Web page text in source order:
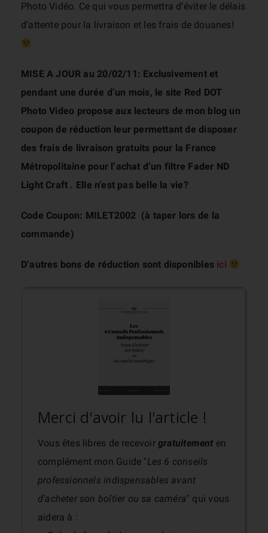
Photo Vidéo. Ce qui vous permettra d’éviter le délais
d’attente pour la livraison et les frais de douanes!
MISE A JOUR au 20/02/11: Exclusivement et
pendant une durée d’un mois, le site Red DOT
Photo Video propose aux lecteurs de mon blog un
coupon de réduction leur permettant de disposer
des frais de livraison gratuits pour la France
Métropolitaine pour l’achat d’un filtre Fader ND
Light Craft . Elle n’est pas belle la vie?
Code Coupon: MILET2002 (à taper lors de la
commande)
D’autres bons de réduction sont disponibles ici
Merci d'avoir lu l'article !
Vous êtes libres de recevoirgratuitement en
complément mon Guide "Les 6 conseils
professionnels indispensables avant
d'acheter son boîtier ou sa caméra" qui vous
aidera à :